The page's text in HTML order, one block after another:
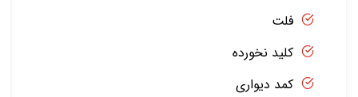
فلت
کلید نخورده
کمد دیواری